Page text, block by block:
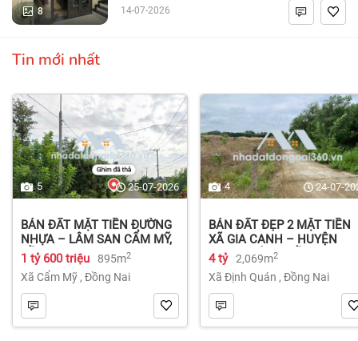
8 14-07-2026
Tin mới nhất
5 25-07-2026
BÁN ĐẤT MẶT TIỀN ĐƯỜNG
NHỰA – LÂM SAN CẨM MỸ,
ĐỒNG NAI.
1 tỷ 600 triệu 895m2
Xã Cẩm Mỹ , Đồng Nai
4 24-07-
BÁN ĐẤT ĐẸP 2 MẶT TIỀN
XÃ GIA CANH – HUYỆN
ĐỊNH QUÁN – ĐỒNG NAI dt
2.069m² 4 tỷ
4 tỷ 2,069m2
Xã Định Quán , Đồng Nai